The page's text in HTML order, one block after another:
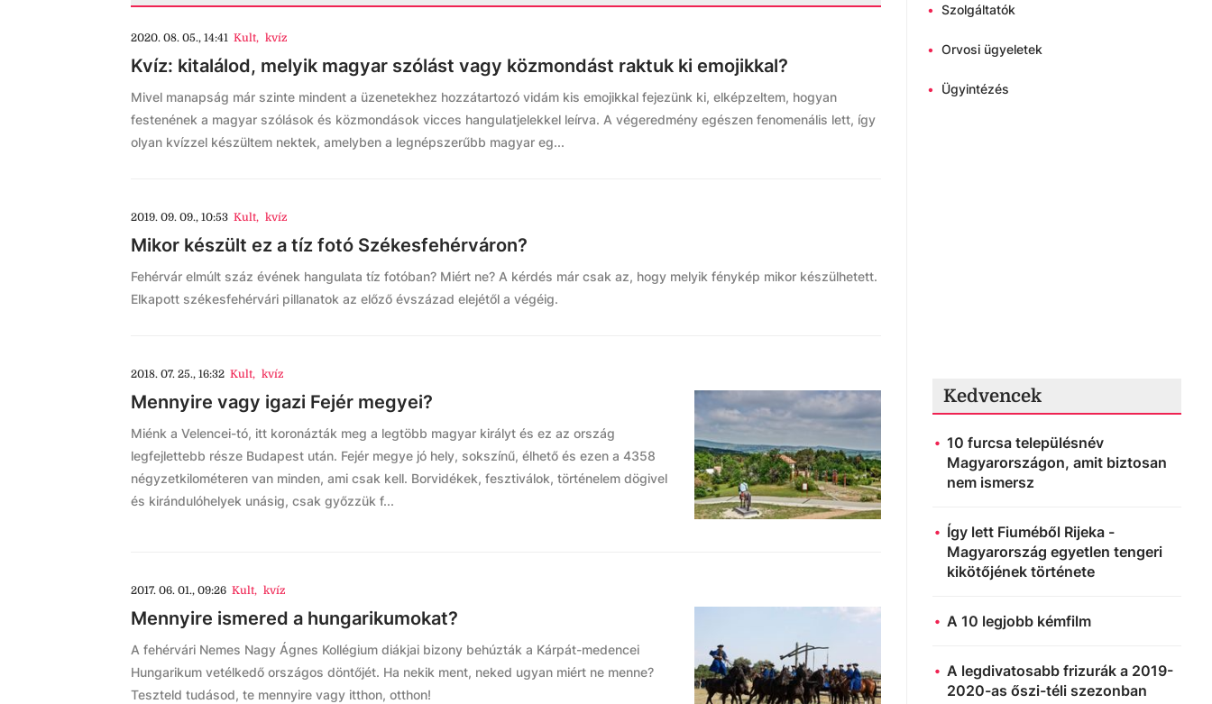
2020. 08. 05., 14:41 Kult, kvíz
Kvíz: kitalálod, melyik magyar szólást vagy közmondást raktuk ki emojikkal?
Mivel manapság már szinte mindent a üzenetekhez hozzátartozó vidám kis emojikkal fejezünk ki, elképzeltem, hogyan
festenének a magyar szólások és közmondások vicces hangulatjelekkel leírva. A végeredmény egészen fenomenális lett, így
olyan kvízzel készültem nektek, amelyben a legnépszerűbb magyar eg...
2019. 09. 09., 10:53 Kult, kvíz
Mikor készült ez a tíz fotó Székesfehérváron?
Fehérvár elmúlt száz évének hangulata tíz fotóban? Miért ne? A kérdés már csak az, hogy melyik fénykép mikor készülhetett.
Elkapott székesfehérvári pillanatok az előző évszázad elejétől a végéig.
2018. 07. 25., 16:32 Kult, kvíz
Mennyire vagy igazi Fejér megyei?
Miénk a Velencei-tó, itt koronázták meg a legtöbb magyar királyt és ez az ország
legfejlettebb része Budapest után. Fejér megye jó hely, sokszínű, élhető és ezen a 4358
négyzetkilométeren van minden, ami csak kell. Borvidékek, fesztiválok, történelem dögivel
és kirándulóhelyek unásig, csak győzzük f...
2017. 06. 01., 09:26 Kult, kvíz
Mennyire ismered a hungarikumokat?
A fehérvári Nemes Nagy Ágnes Kollégium diákjai bizony behúzták a Kárpát-medencei
Hungarikum vetélkedő országos döntőjét. Ha nekik ment, neked ugyan miért ne menne?
Teszteld tudásod, te mennyire vagy itthon, otthon!
• Szolgáltatók
• Orvosi ügyeletek
• Ügyintézés
Kedvencek
10 furcsa településnév
Magyarországon, amit biztosan
nem ismersz
Így lett Fiuméből Rijeka -
Magyarország egyetlen tengeri
kikötőjének története
A 10 legjobb kémfilm
A legdivatosabb frizurák a 2019-
2020-as őszi-téli szezonban